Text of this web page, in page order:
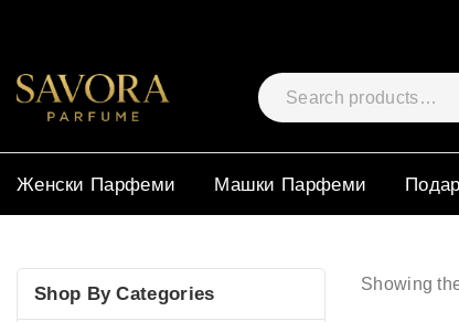
Женски Парфеми Машки Парфеми
Showing
Shop By Categories